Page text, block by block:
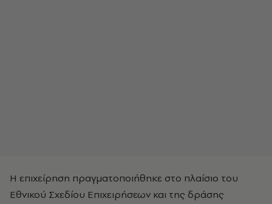
Η επιχείρηση πραγματοποιήθηκε στο πλαίσιο του
Εθνικού Σχεδίου Επιχειρήσεων και της δράσης